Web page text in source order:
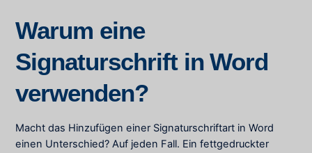
Warum eine
Signaturschrift in Word
verwenden?
Macht das Hinzufügen einer Signaturschriftart in Word
einen Unterschied? Auf jeden Fall. Ein fettgedruckter